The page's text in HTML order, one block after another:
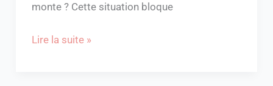
monte ? Cette situation bloque
Lire la suite »